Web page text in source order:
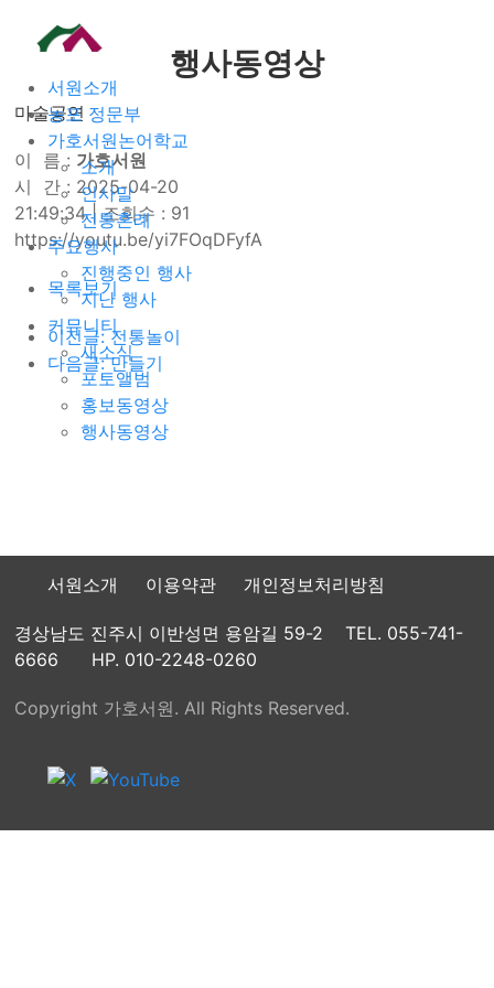
서원소개
농포 정문부
가호서원논어학교
소개
인사말
전통혼례
주요행사
진행중인 행사
지난 행사
커뮤니티
새소식
포토앨범
홍보동영상
행사동영상
행사동영상
마술공연
이 름 : 가호서원
시 간 : 2025-04-20
21:49:34| 조회수 : 91
https://youtu.be/yi7FOqDFyfA
목록보기
이전글: 전통놀이
다음글: 만들기
서원소개 이용약관 개인정보처리방침
경상남도 진주시 이반성면 용암길 59-2
TEL. 055-741-
6666
HP. 010-2248-0260
Copyright 가호서원. All Rights Reserved.